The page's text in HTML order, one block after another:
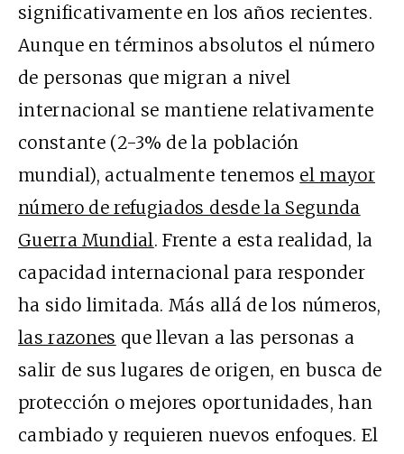
significativamente en los años recientes.
Aunque en términos absolutos el número
de personas que migran a nivel
internacional se mantiene relativamente
constante (2-3% de la población
mundial), actualmente tenemos el mayor
número de refugiados desde la Segunda
Guerra Mundial. Frente a esta realidad, la
capacidad internacional para responder
ha sido limitada. Más allá de los números,
las razones que llevan a las personas a
salir de sus lugares de origen, en busca de
protección o mejores oportunidades, han
cambiado y requieren nuevos enfoques. El